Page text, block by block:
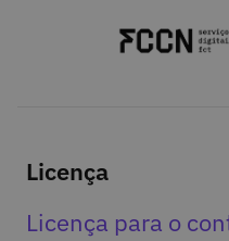
Licença
Licença para o